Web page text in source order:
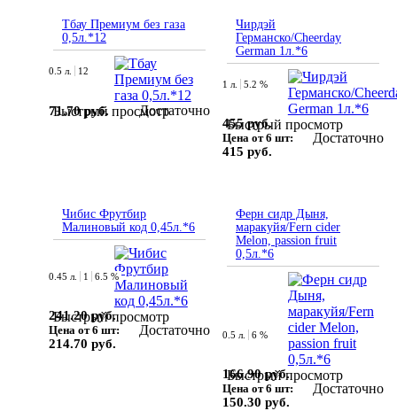
Тбау Премиум без газа
0,5л.*12
Быстрый просмотр
0.5 л. 12
71.70 руб. Достаточно
Чирдэй
Германско/Cheerday
German 1л.*6
Быстрый просмотр
1 л. 5.2 %
455 руб.
Цена от 6 шт:
415 руб.
Достаточно
Чибис Фрутбир
Малиновый код 0,45л.*6
Быстрый просмотр
0.45 л. 1 6.5 %
241.20 руб.
Цена от 6 шт:
214.70 руб.
Достаточно
Ферн сидр Дыня,
маракуйя/Fern cider
Melon, passion fruit
0,5л.*6
Быстрый просмотр
0.5 л. 6 %
166.90 руб.
Цена от 6 шт:
150.30 руб.
Достаточно